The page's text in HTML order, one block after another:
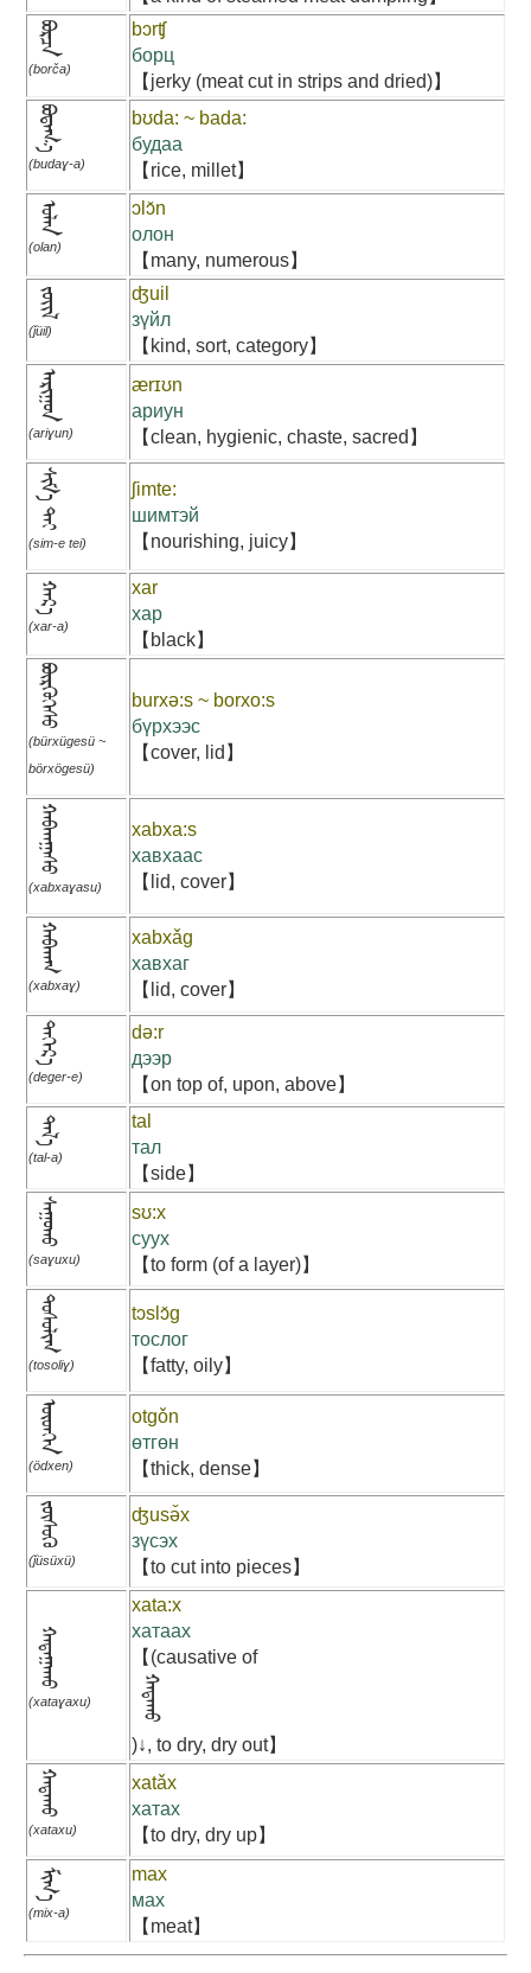
ᠪᠣᠷᠴᠠ
(borča)
bɔrʧ
борц
【jerky (meat cut in strips and dried)】
ᠪᠤᠳᠠᠭ᠎ᠠ
(budaɣ-a)
bʊda: ~ bada:
будаа
【rice, millet】
ᠣᠯᠠᠨ
(olan)
ɔlɔ̌n
олон
【many, numerous】
ᠵᠦᠢᠯ
(ǰüil)
ʤuil
зүйл
【kind, sort, category】
ᠠᠷᠢᠭᠤᠨ
(ariɣun)
ærɪʊn
ариун
【clean, hygienic, chaste, sacred】
ᠰᠢᠮ᠎ᠡ ᠲᠡᠢ
(sim-e tei)
ʃimte:
шимтэй
【nourishing, juicy】
ᠬᠠᠷ᠎ᠠ
(xar-a)
xar
хар
【black】
ᠪᠦᠷᠬᠦᠭᠡᠰᠦ
(bürxügesü ~
börxögesü)
burxə:s ~ borxo:s
бүрхээс
【cover, lid】
ᠬᠠᠪᠬᠠᠭᠠᠰᠣ
(xabxaɣasu)
xabxa:s
хавхаас
【lid, cover】
ᠬᠠᠪᠬᠠᠭ
(xabxaɣ)
xabxǎg
хавхаг
【lid, cover】
ᠳᠡᠭᠡᠷ᠎ᠡ
(deger-e)
də:r
дээр
【on top of, upon, above】
ᠲᠠᠯ᠎ᠠ
(tal-a)
tal
тал
【side】
ᠰᠠᠭᠤᠬᠤ
(saɣuxu)
sʊ:x
суух
【to form (of a layer)】
ᠲᠣᠰᠣᠯᠢᠭ
(tosoliɣ)
tɔslɔ̌g
тослог
【fatty, oily】
ᠥᠳᠬᠡᠨ
(ödxen)
otgǒn
өтгөн
【thick, dense】
ᠵᠦᠰᠦᠬᠦ
(ǰüsüxü)
ʤusə̌x
зүсэх
【to cut into pieces】
ᠬᠠᠲᠠᠭᠠᠬᠤ
(xataɣaxu)
xata:x
хатаах
【(causative of
ᠬᠠᠲᠠᠬᠤ
)↓, to dry, dry out】
ᠬᠠᠲᠠᠬᠤ
(xataxu)
xatǎx
хатах
【to dry, dry up】
ᠮᠢᠬ᠎ᠠ
(mix-a)
max
мах
【meat】